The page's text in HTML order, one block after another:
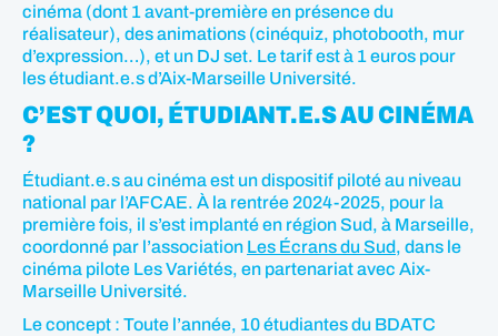
cinéma (dont 1 avant-première en présence du
réalisateur), des animations (cinéquiz, photobooth, mur
d’expression…), et un DJ set. Le tarif est à 1 euros pour
les étudiant.e.s d’Aix-Marseille Université.
C’EST QUOI, ÉTUDIANT.E.S AU CINÉMA
?
Étudiant.e.s au cinéma est un dispositif piloté au niveau
national par l’AFCAE. À la rentrée 2024-2025, pour la
première fois, il s’est implanté en région Sud, à Marseille,
coordonné par l’association Les Écrans du Sud, dans le
cinéma pilote Les Variétés, en partenariat avec Aix-
Marseille Université.
Le concept : Toute l’année, 10 étudiantes du BDATC